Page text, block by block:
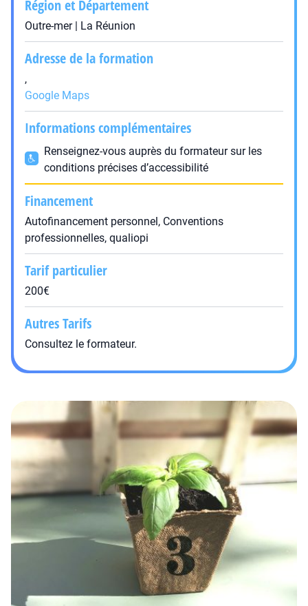
Région et Département
Outre-mer | La Réunion
Adresse de la formation
,
Google Maps
Informations complémentaires
Renseignez-vous auprès du formateur sur les
conditions précises d’accessibilité
Financement
Autofinancement personnel, Conventions
professionnelles, qualiopi
Tarif particulier
200€
Autres Tarifs
Consultez le formateur.